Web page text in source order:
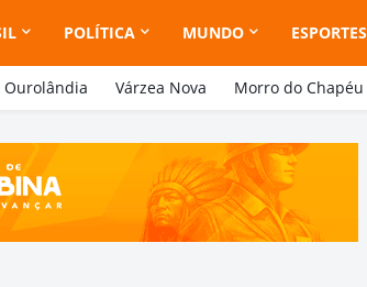
POLÍTICA MUNDO ESPORTES
Ourolândia Várzea Nova Morro do Chapéu